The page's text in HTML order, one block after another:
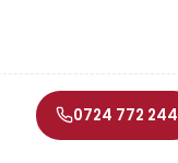
0724 772 244